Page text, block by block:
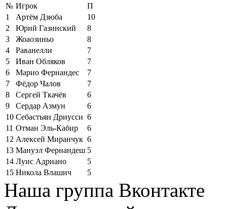
№ Игрок
П
1
Артём Дзюба
10
2
Юрий Газинский
8
3
Жоаозиньо
8
4
Раванелли
7
5
Иван Обляков
7
6
Марио Фернандес
7
7
Фёдор Чалов
7
8
Сергей Ткачёв
6
9
Сердар Азмун
6
10 Себастьян Дриусси 6
11 Отман Эль-Кабир
6
12 Алексей Миранчук 6
13 Мануэл Фернандеш 5
14 Луис Адриано
5
15 Никола Влашич 5
Наша группа Вконтакте